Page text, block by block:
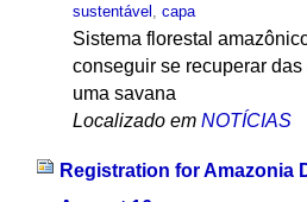
sustentável capa
Sistema florestal
conseguir se recuperar
uma savana
Localizado em NOTÍCIAS
Registration for Amazonia